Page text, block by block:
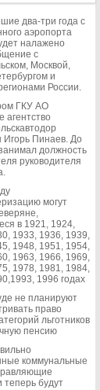
два-три года с
аэропорта
налажено
с
Москвой,
и
России.
ГКУ АО
агентство
Игорь Пинаев. До
должность
руководителя
могут
в 1921, 1924,
1933, 1936, 1939,
1948, 1951, 1954,
1963, 1966, 1969,
1978, 1981, 1984,
1996 годах
не планируют
право
льготников
пенсию
коммунальные
теперь будут